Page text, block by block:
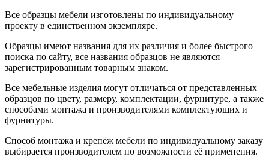
Все образцы мебели изготовлены по индивидуальному
проекту в единственном экземпляре.
Образцы имеют названия для их различия и более быстрого
поиска по сайту, все названия образцов не являются
зарегистрированным товарным знаком.
Все мебельные изделия могут отличаться от представленных
образцов по цвету, размеру, комплектации, фурнитуре, а также
способами монтажа и производителями комплектующих и
фурнитуры.
Способ монтажа и крепёж мебели по индивидуальному заказу
выбирается производителем по возможности её применения.